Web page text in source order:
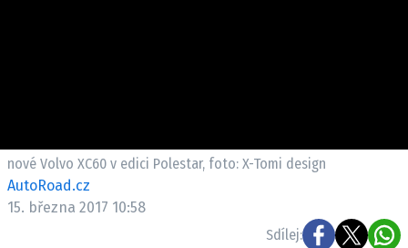
ELEKTRO
NOVINKY ZE SVĚTA EV
TESTY ELEKTROMOBILŮ
nové Volvo XC60 v edici Polestar, foto: X-Tomi design
AutoRoad.cz
15. března 2017 10:58
Sdílej: